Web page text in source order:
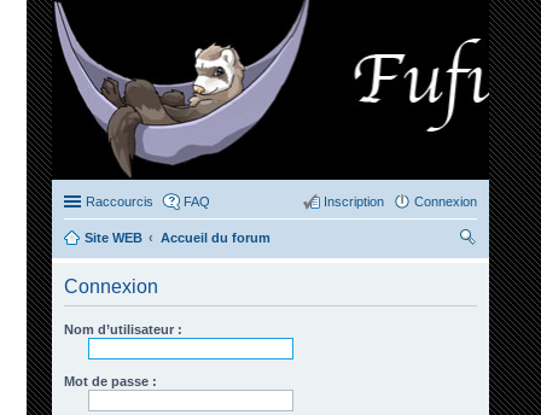
Raccourcis FAQ Connexion
Inscription
Site WEB
Accueil du forum
Connexion
Nom d’utilisateur :
Mot de passe :